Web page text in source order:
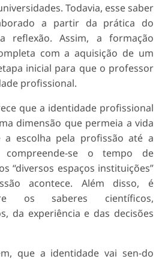
Todavia, esse saber
a partir da prática do
reflexão. Assim, a formação
com a aquisição de um
inicial para que o professor
profissional.
que a identidade profissional
dimensão que permeia a vida
a escolha pela profissão até a
se o tempo de
“diversos espaços instituições”
acontece. Além disso, é
os saberes científicos,
da experiência e das decisões
que a identidade vai sen-do